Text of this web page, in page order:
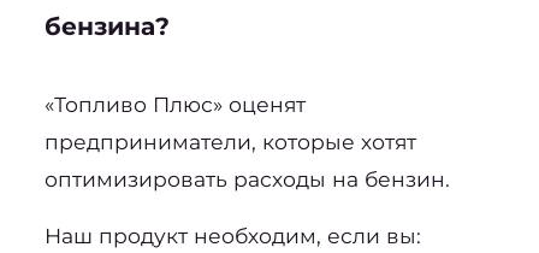
бензина?
«Топливо Плюс» оценят
предприниматели, которые хотят
оптимизировать расходы на бензин.
Наш продукт необходим, если вы: